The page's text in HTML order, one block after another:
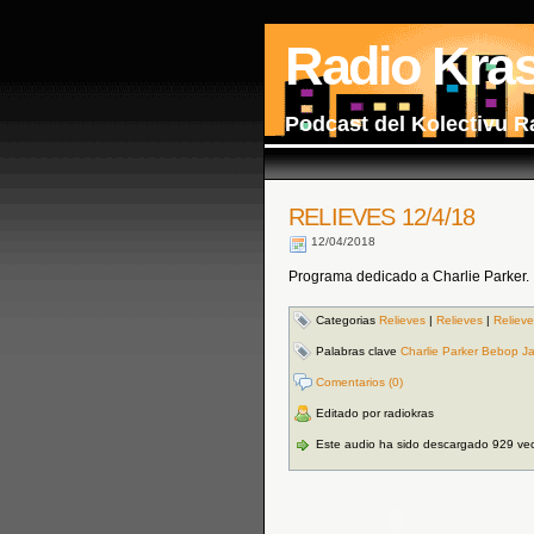
Radio
Podcast del Kolectivu
RELIEVES 12/4/18
12/04/2018
Programa dedicado a Charlie Parker.
Categorias Relieves | Relieves |
Palabras clave Charlie Parker Bebop
Comentarios (0)
Editado por radiokras
Este audio ha sido descargado 929